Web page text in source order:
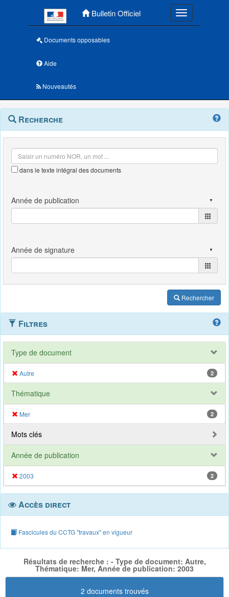
Bulletin Officiel Toggle
Documents opposables
Aide
Nouveautés
Navigation
outils
Menu
contextuel
Recherche
dans le texte intégral des documents
Rechercher
Filtres
Type de document
Autre 2
Thématique
Mer 2
Mots clés
Année de publication
2003 2
Accès direct
Fascicules du CCTG "travaux" en vigueur
Résultats de recherche : - Type de document: Autre,
Thématique: Mer, Année de publication: 2003
2 documents trouvés